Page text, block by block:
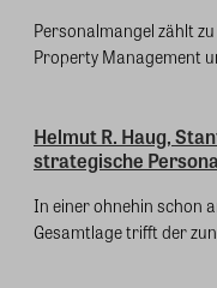
Personalmangel zählt
Property Management
Helmut R. Haug,
strategische
In einer ohnehin schon
Gesamtlage trifft der